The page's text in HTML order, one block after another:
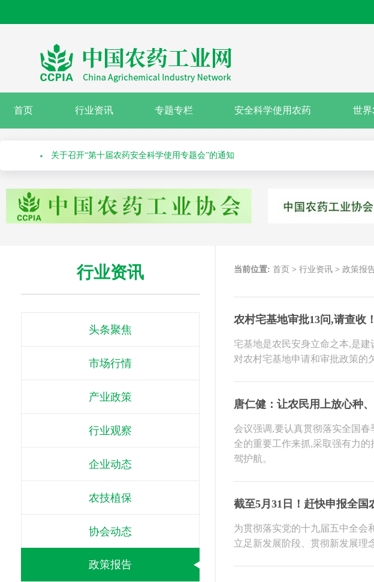
首页 行业资讯 专题专栏 安全科学使用农药 世
绿色高质量农药产品报送指南
关于召开“第十届农药安全科学使用专题会”的通知
关于举办第七十一届系列作物解决方案会议之水稻除草剂科学安全使用培训会的通知
行业资讯
头条聚焦
市场行情
产业政策
行业观察
企业动态
农技植保
协会动态
政策报告
当前位置: 首页 > 行业资讯 > 政策报
农村宅基地审批13问,请查收！
宅基地是农民安身立命之本,是
对农村宅基地申请和审批政策的
唐仁健：让农民用上放心种
会议强调,要认真贯彻落实全国
全的重要工作来抓,采取强有力
驾护航。
截至5月31日！赶快申报全
为贯彻落实党的十九届五中全会
立足新发展阶段、贯彻新发展理